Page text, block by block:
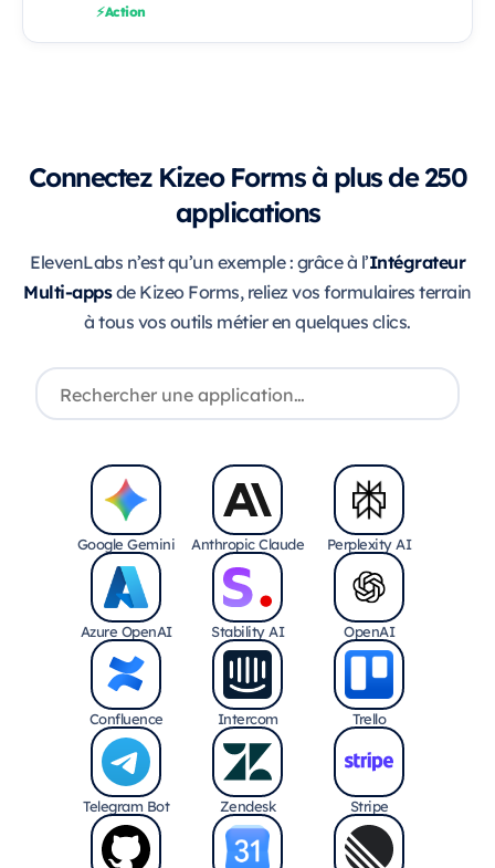
Action
Connectez Kizeo Forms à plus de 250
applications
ElevenLabs n’est qu’un exemple : grâce à l’Intégrateur
Multi-appsde Kizeo Forms, reliez vos formulaires terrain
à tous vos outils métier en quelques clics.
Google Gemini Anthropic Claude Perplexity AI
Azure OpenAI Stability AI OpenAI
Confluence Intercom Trello
Telegram Bot Zendesk Stripe